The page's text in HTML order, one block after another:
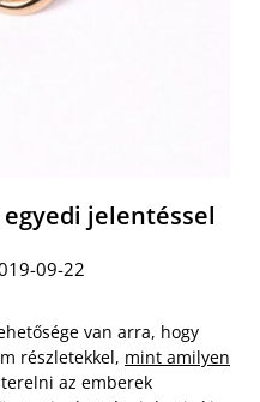
jelentéssel
09-22
van arra, hogy
részletekkel, mint amilyen
az emberek